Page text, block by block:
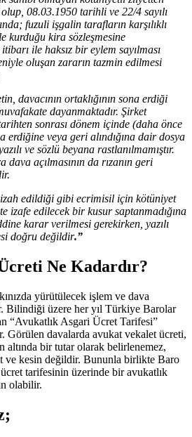
08.03.1950 tarihli ve 22/4 sayılı
fuzuli işgalin tarafların karşılıklı
kurduğu kira sözleşmesine
ile haksız bir eylem sayılması
oluşan zararın tazmin edilmesi
davacının ortaklığının sona erdiği
dayanmaktadır. Şirket
sonrası dönem içinde (daha önce
erdiğine veya geri alındığına dair dosya
ve sözlü beyana rastlanılmamıştır.
açılmasının da rızanın geri
edildiği gibi ecrimisil için kötüniyet
izafe edilecek bir kusur saptanmadığına
karar verilmesi gerekirken, yazılı
doğru değildir.”
Ne Kadardır?
yürütülecek işlem ve dava
Bilindiği üzere her yıl Türkiye Barolar
“Avukatlık Asgari Ücret Tarifesi”
Görülen davalarda avukat vekalet ücreti,
altında bir tutar olarak belirlenemez,
ve kesin değildir. Bununla birlikte Baro
tarifesinin üzerinde bir avukatlık
olabilir.